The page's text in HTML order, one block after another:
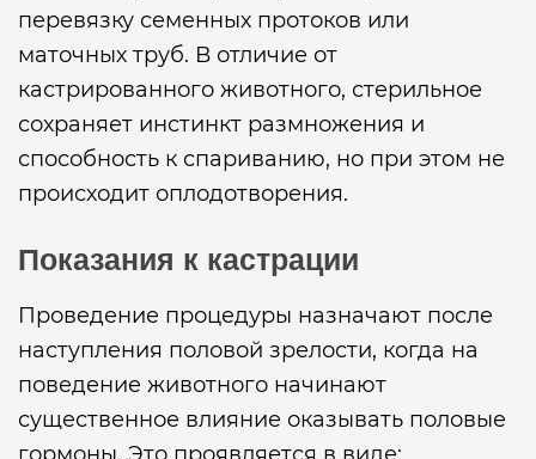
перевязку семенных протоков или
маточных труб. В отличие от
кастрированного животного, стерильное
сохраняет инстинкт размножения и
способность к спариванию, но при этом не
происходит оплодотворения.
Показания к кастрации
Проведение процедуры назначают после
наступления половой зрелости, когда на
поведение животного начинают
существенное влияние оказывать половые